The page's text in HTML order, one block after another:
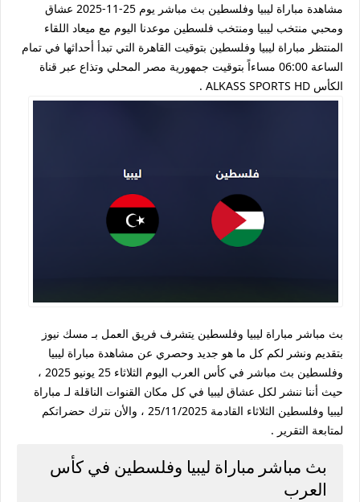
مشاهدة مباراة ليبيا وفلسطين بث مباشر يوم 25-11-2025 عشاق
ومحبي منتخب ليبيا ومنتخب فلسطين موعدنا اليوم مع ميعاد اللقاء
المنتظر مباراة ليبيا وفلسطين بتوقيت القاهرة التي تبدأ أحداثها في تمام
الساعة 06:00 مساءاً بتوقيت جمهورية مصر المحلي وتذاع عبر قناة
الكأس ALKASS SPORTS HD .
بث مباشر مباراة ليبيا وفلسطين يتشرف فريق العمل بـ مسك نيوز
بتقديم ونشر لكم كل ما هو جديد وحصري عن مشاهدة مباراة ليبيا
وفلسطين بث مباشر في كأس العرب اليوم الثلاثاء 25 يونيو 2025 ،
حيث أننا ننشر لكل عشاق ليبيا في كل مكان القنوات الناقلة لـ مباراة
ليبيا وفلسطين الثلاثاء القادمة 25/11/2025 ، والأن نترك حضراتكم
لمتابعة التقرير .
بث مباشر مباراة ليبيا وفلسطين في كأس
العرب